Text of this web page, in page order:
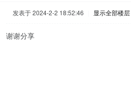
发表于 2024-2-2 18:52:46 显示全部楼层
谢谢分享